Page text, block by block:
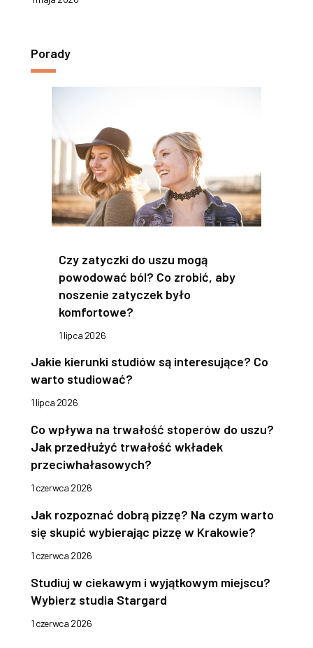
Porady
Czy zatyczki do uszu mogą
powodować ból? Co zrobić, aby
noszenie zatyczek było
komfortowe?
1 lipca 2026
Jakie kierunki studiów są interesujące? Co
warto studiować?
1 lipca 2026
Co wpływa na trwałość stoperów do uszu?
Jak przedłużyć trwałość wkładek
przeciwhałasowych?
1 czerwca 2026
Jak rozpoznać dobrą pizzę? Na czym warto
się skupić wybierając pizzę w Krakowie?
1 czerwca 2026
Studiuj w ciekawym i wyjątkowym miejscu?
Wybierz studia Stargard
1 czerwca 2026